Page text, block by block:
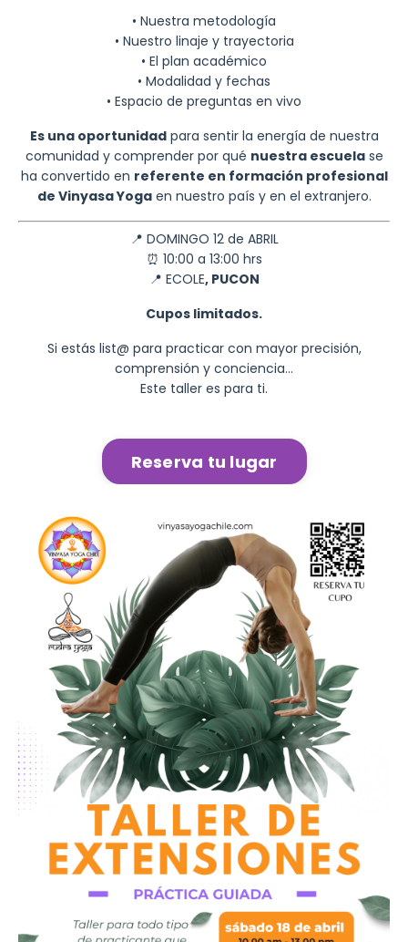
• Nuestra metodología
• Nuestro linaje y trayectoria
• El plan académico
• Modalidad y fechas
• Espacio de preguntas en vivo
Es una oportunidadpara sentir la energía de nuestra
comunidad y comprender por qué nuestra escuelase
ha convertido en referente en formación profesional
de Vinyasa Yogaen nuestro país y en el extranjero.
📍 DOMINGO 12 de ABRIL
⏰ 10:00 a 13:00 hrs
📍 ECOLE, PUCON
Cupos limitados.
Si estás list@ para practicar con mayor precisión,
comprensión y conciencia…
Este taller es para ti.
Reserva tu lugar